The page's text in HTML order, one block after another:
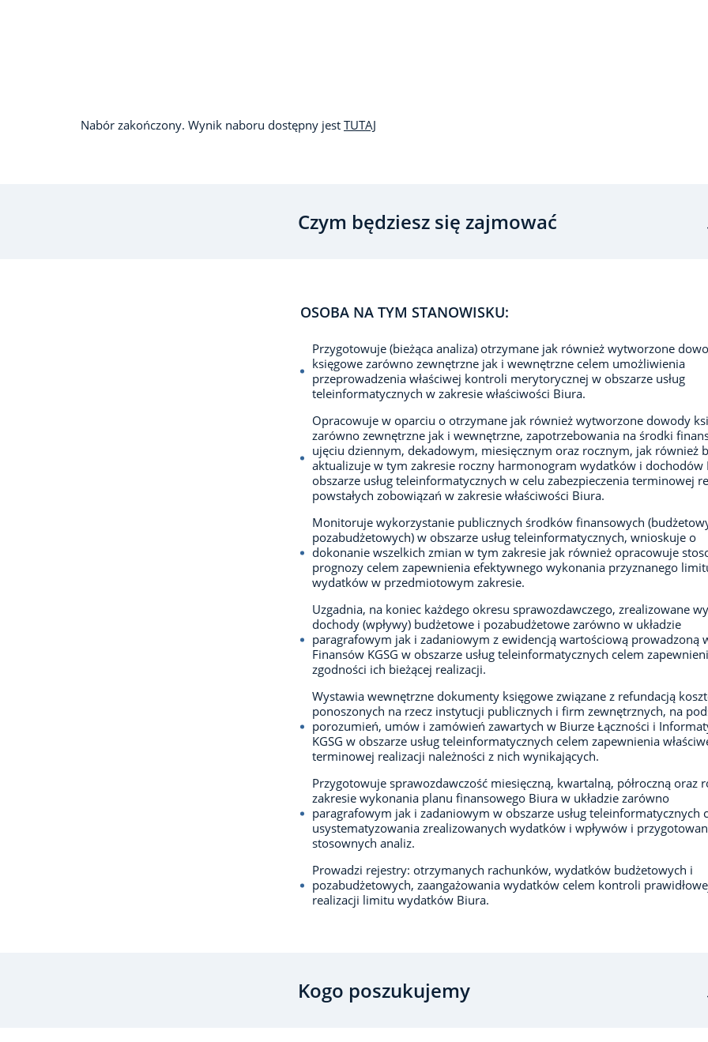
Nabór zakończony. Wynik naboru dostępny jest TUTAJ
Czym będziesz się zajmować
OSOBA NA TYM STANOWISKU:
Przygotowuje (bieżąca analiza) otrzymane jak również wytworzone
księgowe zarówno zewnętrzne jak i wewnętrzne celem umożliwienia
przeprowadzenia właściwej kontroli merytorycznej w obszarze usług
teleinformatycznych w zakresie właściwości Biura.
Opracowuje w oparciu o otrzymane jak również wytworzone dowody
zarówno zewnętrzne jak i wewnętrzne, zapotrzebowania na środki
ujęciu dziennym, dekadowym, miesięcznym oraz rocznym, jak również
aktualizuje w tym zakresie roczny harmonogram wydatków i dochodów
obszarze usług teleinformatycznych w celu zabezpieczenia terminowej
powstałych zobowiązań w zakresie właściwości Biura.
Monitoruje wykorzystanie publicznych środków finansowych
pozabudżetowych) w obszarze usług teleinformatycznych, wnioskuje o
dokonanie wszelkich zmian w tym zakresie jak również opracowuje
prognozy celem zapewnienia efektywnego wykonania przyznanego
wydatków w przedmiotowym zakresie.
Uzgadnia, na koniec każdego okresu sprawozdawczego, zrealizowane
dochody (wpływy) budżetowe i pozabudżetowe zarówno w układzie
paragrafowym jak i zadaniowym z ewidencją wartościową prowadzoną
Finansów KGSG w obszarze usług teleinformatycznych celem
zgodności ich bieżącej realizacji.
Wystawia wewnętrzne dokumenty księgowe związane z refundacją
ponoszonych na rzecz instytucji publicznych i firm zewnętrznych, na
porozumień, umów i zamówień zawartych w Biurze Łączności i
KGSG w obszarze usług teleinformatycznych celem zapewnienia
terminowej realizacji należności z nich wynikających.
Przygotowuje sprawozdawczość miesięczną, kwartalną, półroczną oraz
zakresie wykonania planu finansowego Biura w układzie zarówno
paragrafowym jak i zadaniowym w obszarze usług teleinformatycznych
usystematyzowania zrealizowanych wydatków i wpływów i
stosownych analiz.
Prowadzi rejestry: otrzymanych rachunków, wydatków budżetowych i
pozabudżetowych, zaangażowania wydatków celem kontroli
realizacji limitu wydatków Biura.
Kogo poszukujemy